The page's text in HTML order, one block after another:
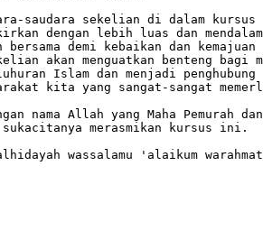
saudara sekelian di dalam
dengan lebih luas dan
demi kebaikan dan kemajuan
akan menguatkan benteng bagi
Islam dan menjadi penghubung
kita yang sangat-sangat
nama Allah yang Maha Pemurah
sukacitanya merasmikan kursus ini.
wassalamu 'alaikum